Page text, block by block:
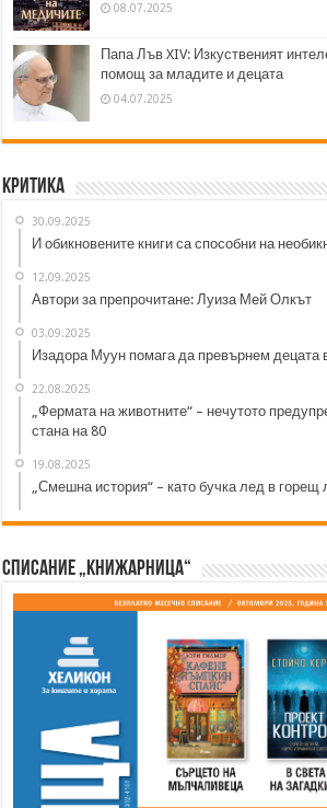
08.07.2025
Папа Лъв XIV: Изкуственият
помощ за младите и децата
04.07.2025
Критика
30.09.2025
И обикновените книги са способни на
12.09.2025
Автори за препрочитане: Луиза Мей Олкът
03.09.2025
Изадора Муун помага да превърнем децата
22.08.2025
„Фермата на животните“ – нечутото
стана на 80
19.08.2025
„Смешна история“ – като бучка лед в горещ
Списание „Книжарница“